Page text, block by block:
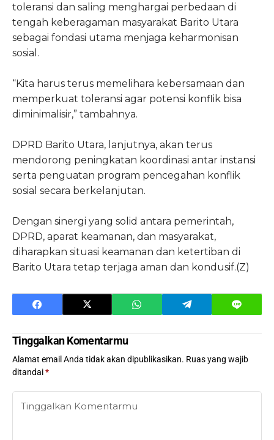
toleransi dan saling menghargai perbedaan di
tengah keberagaman masyarakat Barito Utara
sebagai fondasi utama menjaga keharmonisan
sosial.
“Kita harus terus memelihara kebersamaan dan
memperkuat toleransi agar potensi konflik bisa
diminimalisir,” tambahnya.
DPRD Barito Utara, lanjutnya, akan terus
mendorong peningkatan koordinasi antar instansi
serta penguatan program pencegahan konflik
sosial secara berkelanjutan.
Dengan sinergi yang solid antara pemerintah,
DPRD, aparat keamanan, dan masyarakat,
diharapkan situasi keamanan dan ketertiban di
Barito Utara tetap terjaga aman dan kondusif.(Z)
Tinggalkan Komentarmu
Alamat email Anda tidak akan dipublikasikan. Ruas yang wajib
ditandai*